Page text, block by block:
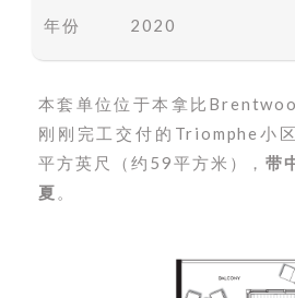
年份
2020
本套单位位于本拿比
刚刚完工交付的Triomphe小区
平方英尺（约59平方米），带
夏 。